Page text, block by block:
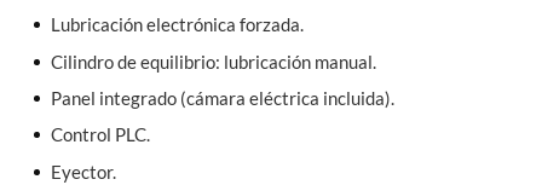
Lubricación electrónica forzada.
Cilindro de equilibrio: lubricación manual.
Panel integrado (cámara eléctrica incluida).
Control PLC.
Eyector.